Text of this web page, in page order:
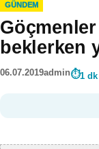
GÜNDEM
beklerken
06.07.2019admin 1